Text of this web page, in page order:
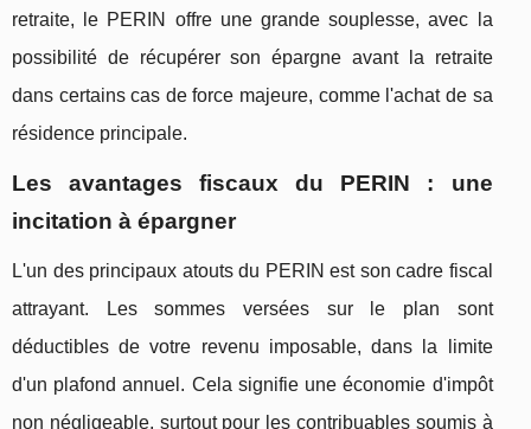
retraite, le PERIN offre une grande souplesse, avec la
possibilité de récupérer son épargne avant la retraite
dans certains cas de force majeure, comme l'achat de sa
résidence principale.
Les avantages fiscaux du PERIN : une
incitation à épargner
L'un des principaux atouts du PERIN est son cadre fiscal
attrayant. Les sommes versées sur le plan sont
déductibles de votre revenu imposable, dans la limite
d'un plafond annuel. Cela signifie une économie d'impôt
non négligeable, surtout pour les contribuables soumis à